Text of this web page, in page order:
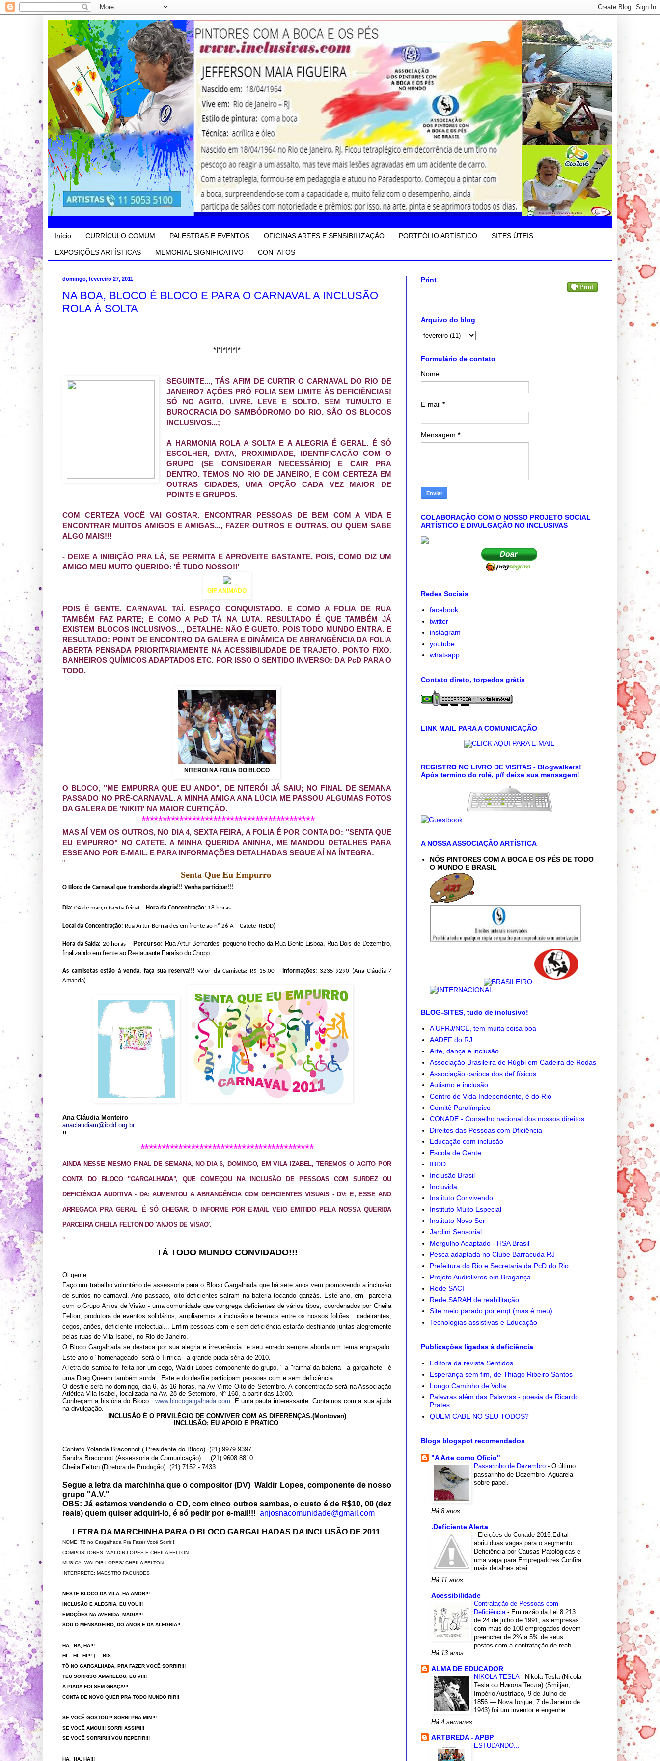
Início CURRÍCULO COMUM PALESTRAS E EVENTOS OFICINAS ARTES E SENSIBILIZAÇÃO PORTFÓLIO ARTÍSTICO SITES ÚTEIS
EXPOSIÇÕES ARTÍSTICAS MEMORIAL SIGNIFICATIVO CONTATOS
domingo, fevereiro 27, 2011
NA BOA, BLOCO É BLOCO E PARA O CARNAVAL A INCLUSÃO
ROLA À SOLTA
*I*I*I*I*I*
SEGUINTE..., TÁS AFIM DE CURTIR O CARNAVAL DO RIO DE
JANEIRO? AÇÕES PRÓ FOLIA SEM LIMITE ÀS DEFICIÊNCIAS!
SÓ NO AGITO, LIVRE, LEVE E SOLTO. SEM TUMULTO E
BUROCRACIA DO SAMBÓDROMO DO RIO. SÃO OS BLOCOS
INCLUSIVOS...;
A HARMONIA ROLA A SOLTA E A ALEGRIA É GERAL. É SÓ
ESCOLHER, DATA, PROXIMIDADE, IDENTIFICAÇÃO COM O
GRUPO (SE CONSIDERAR NECESSÁRIO) E CAIR PRA
DENTRO. TEMOS NO RIO DE JANEIRO, E COM CERTEZA EM
OUTRAS CIDADES, UMA OPÇÃO CADA VEZ MAIOR DE
POINTS E GRUPOS.
COM CERTEZA VOCÊ VAI GOSTAR. ENCONTRAR PESSOAS DE BEM COM A VIDA E
ENCONTRAR MUITOS AMIGOS E AMIGAS..., FAZER OUTROS E OUTRAS, OU QUEM SABE
ALGO MAIS!!!
- DEIXE A INIBIÇÃO PRA LÁ, SE PERMITA E APROVEITE BASTANTE, POIS, COMO DIZ UM
AMIGO MEU MUITO QUERIDO: 'É TUDO NOSSO!!'
GIF ANIMADO
POIS É GENTE, CARNAVAL TAÍ. ESPAÇO CONQUISTADO. E COMO A FOLIA DE RUA
TAMBÉM FAZ PARTE; E COMO A PcD TÁ NA LUTA. RESULTADO É QUE TAMBÉM JÁ
EXISTEM BLOCOS INCLUSIVOS..., DETALHE: NÃO É GUETO. POIS TODO MUNDO ENTRA. E
RESULTADO: POINT DE ENCONTRO DA GALERA E DINÂMICA DE ABRANGÊNCIA DA FOLIA
ABERTA PENSADA PRIORITARIAMENTE NA ACESSIBILIDADE DE TRAJETO, PONTO FIXO,
BANHEIROS QUÍMICOS ADAPTADOS ETC. POR ISSO O SENTIDO INVERSO: DA PcD PARA O
TODO.
NITERÓI NA FOLIA DO BLOCO
O BLOCO, "ME EMPURRA QUE EU ANDO", DE NITERÓI JÁ SAIU; NO FINAL DE SEMANA
PASSADO NO PRÉ-CARNAVAL. A MINHA AMIGA ANA LÚCIA ME PASSOU ALGUMAS FOTOS
DA GALERA DE 'NIKITI' NA MAIOR CURTIÇÃO.
*****************************************
MAS AÍ VEM OS OUTROS, NO DIA 4, SEXTA FEIRA, A FOLIA É POR CONTA DO: "SENTA QUE
EU EMPURRO" NO CATETE. A MINHA QUERIDA ANINHA, ME MANDOU DETALHES PARA
ESSE ANO POR E-MAIL. E PARA INFORMAÇÕES DETALHADAS SEGUE AÍ NA ÍNTEGRA:
"
Senta Que Eu Empurro
O Bloco de Carnaval que transborda alegria!!! Venha participar!!!
Dia: 04 de março (sexta-feira) - Hora da Concentração: 18 horas
Local da Concentração: Rua Artur Bernardes em frente ao nº 26 A – Catete (IBDD)
Hora da Saída: 20 horas - Percurso: Rua Artur Bernardes, pequeno trecho da Rua Bento Lisboa, Rua Dois de Dezembro,
finalizando em frente ao Restaurante Paraíso do Chopp.
As camisetas estão à venda, faça sua reserva!!! Valor da Camiseta: R$ 15,00 - Informações: 3235-9290 (Ana Cláudia /
Amanda)
Ana Cláudia Monteiro
anaclaudiam@ibdd.org.br
"
*****************************************
AINDA NESSE MESMO FINAL DE SEMANA, NO DIA 6, DOMINGO, EM VILA IZABEL, TEREMOS O AGITO POR
CONTA DO BLOCO "GARGALHADA", QUE COMEÇOU NA INCLUSÃO DE PESSOAS COM SURDEZ OU
DEFICIÊNCIA AUDITIVA - DA; AUMENTOU A ABRANGÊNCIA COM DEFICIENTES VISUAIS - DV; E, ESSE ANO
ARREGAÇA PRA GERAL, É SÓ CHEGAR. O INFORME POR E-MAIL VEIO EMITIDO PELA NOSSA QUERIDA
PARCEIRA CHEILA FELTON DO 'ANJOS DE VISÃO'.
"
TÁ TODO MUNDO CONVIDADO!!!
Oi gente...
Faço um trabalho voluntário de assessoria para o Bloco Gargalhada que há sete anos vem promovendo a inclusão
de surdos no carnaval. Ano passado, oito deficientes saíram na bateria tocando ganzás. Este ano, em parceria
com o Grupo Anjos de Visão - uma comunidade que congrega deficientes de vários tipos, coordenados por Cheila
Felton, produtora de eventos solidários, ampliaremos a inclusão e teremos entre os nossos foliões cadeirantes,
cegos, anões, deficiente intelectual... Enfim pessoas com e sem deficiência estarão desfilando juntas alegremente
pelas ruas de Vila Isabel, no Rio de Janeiro.
O Bloco Gargalhada se destaca por sua alegria e irreverência e seu enredo sempre aborda um tema engraçado.
Este ano o "homenageado" será o Tiririca - a grande piada séria de 2010.
A letra do samba foi feita por um cego, Waldir Lopes componente do grupo, " a "rainha"da bateria - a gargalhete - é
uma Drag Queem também surda . Este e do desfile participam pessoas com e sem deficiência.
O desfile será no domingo, dia 6, às 16 horas, na Av Vinte Oito de Setembro. A concentração será na Associação
Atlética Vila Isabel, localizada na Av. 28 de Setembro, Nº 160, a partir das 13:00.
Conheçam a história do Blocowww.blocogargalhada.com. É uma pauta interessante. Contamos com a sua ajuda
na divulgação.
INCLUSÃO É O PRIVILÉGIO DE CONVIVER COM AS DIFERENÇAS.(Montovan)
INCLUSÃO: EU APOIO E PRATICO.
Contato Yolanda Braconnot ( Presidente do Bloco) (21) 9979 9397
Sandra Braconnot (Assessoria de Comunicação) (21) 9608 8810
Cheila Felton (Diretora de Produção) (21) 7152 - 7433
Segue a letra da marchinha que o compositor (DV) Waldir Lopes, componente de nosso
grupo "A.V."
OBS: Já estamos vendendo o CD, com cinco outros sambas, o custo é de R$10, 00 (dez
reais) quem quiser adquiri-lo, é só pedir por e-mail!!! anjosnacomunidade@gmail.com
LETRA DA MARCHINHA PARA O BLOCO GARGALHADAS DA INCLUSÃO DE 2011.
NOME: Tô no Gargalhada Pra Fazer Você Sorrir!!!
COMPOSITORES: WALDIR LOPES E CHEILA FELTON
MUSICA: WALDIR LOPES/ CHEILA FELTON
INTERPRETE: MAESTRO FAGUNDES
NESTE BLOCO DA VILA, HÁ AMOR!!!
INCLUSÃO E ALEGRIA, EU VOU!!!
EMOÇÕES NA AVENIDA, MAGIA!!!
SOU O MENSAGEIRO, DO AMOR E DA ALEGRIA!!
HA, HA, HA!!!
HI, HI, HI!!! } BIS
TÔ NO GARGALHADA, PRA FAZER VOCÊ SORRIR!!!
TEU SORRISO AMARELOU, EU VI!!!
A PIADA FOI SEM GRAÇA!!!
CONTA DE NOVO QUER PRA TODO MUNDO RIR!!
SE VOCÊ GOSTOU!!! SORRI PRA MIM!!!
SE VOCÊ AMOU!!! SORRI ASSIM!!!
SE VOCÊ SORRIR!!! VOU REPETIR!!!
HA, HA, HA!!!
Print
Arquivo do blog
Formulário de contato
Nome
E-mail *
Mensagem *
COLABORAÇÃO COM O NOSSO PROJETO SOCIAL
ARTÍSTICO E DIVULGAÇÃO NO INCLUSIVAS
Redes Sociais
facebook
twitter
instagram
youtube
whatsapp
Contato direto, torpedos grátis
LINK MAIL PARA A COMUNICAÇÃO
CLICK AQUI PARA E-MAIL
REGISTRO NO LIVRO DE VISITAS - Blogwalkers!
Após termino do rolé, p/f deixe sua mensagem!
A NOSSA ASSOCIAÇÃO ARTÍSTICA
NÓS PINTORES COM A BOCA E OS PÉS DE TODO
O MUNDO E BRASIL
BLOG-SITES, tudo de inclusivo!
A UFRJ/NCE, tem muita coisa boa
AADEF do RJ
Arte, dança e inclusão
Associação Brasileira de Rúgbi em Cadeira de Rodas
Associação carioca dos def físicos
Autismo e inclusão
Centro de Vida Independente, é do Rio
Comitê Paralímpico
CONADE - Conselho nacional dos nossos direitos
Direitos das Pessoas com Dficiência
Educação com inclusão
Escola de Gente
IBDD
Inclusão Brasil
Incluvida
Instituto Convivendo
Instituto Muito Especial
Instituto Novo Ser
Jardim Sensorial
Mergulho Adaptado - HSA Brasil
Pesca adaptada no Clube Barracuda RJ
Prefeitura do Rio e Secretaria da PcD do Rio
Projeto Audiolivros em Bragança
Rede SACI
Rede SARAH de reabilitação
Site meio parado por enqt (mas é meu)
Tecnologias assistivas e Educação
Publicações ligadas à deficiência
Editora da revista Sentidos
Esperança sem fim, de Thiago Ribeiro Santos
Longo Caminho de Volta
Palavras além das Palavras - poesia de Ricardo
Prates
QUEM CABE NO SEU TODOS?
Blogs blogspot recomendados
"A Arte como Ofício"
Passarinho de Dezembro - O último
passarinho de Dezembro- Aguarela
sobre papel.
Há 8 anos
.Deficiente Alerta
- Eleições do Conade 2015.Edital
abriu duas vagas para o segmento
Deficiência por Causas Patológicas e
uma vaga para Empregadores.Confira
mais detalhes abai...
Há 11 anos
Acessibilidade
Contratação de Pessoas com
Deficiência - Em razão da Lei 8.213
de 24 de julho de 1991, as empresas
com mais de 100 empregados devem
preencher de 2% a 5% de seus
postos com a contratação de reab...
Há 13 anos
ALMA DE EDUCADOR
NIKOLA TESLA - Nikola Tesla (Nicola
Tesla ou Никола Тесла) (Smiljan,
Império Austríaco, 9 de Julho de
1856 — Nova Iorque, 7 de Janeiro de
1943) foi um inventor e engenhe...
Há 4 semanas
ARTBREDA - APBP
ESTUDANDO... -